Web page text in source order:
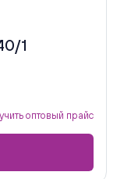
1
оптовый прайс